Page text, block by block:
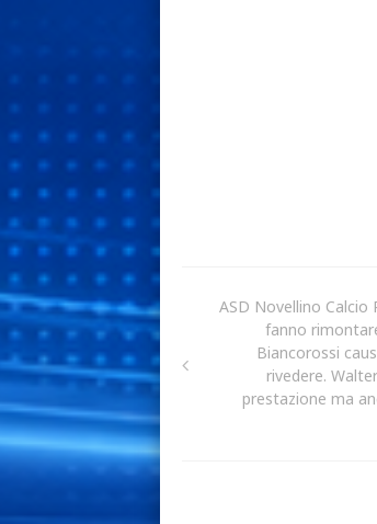
ASD Novellino Calcio
fanno
Biancorossi
rivedere.
prestazione ma